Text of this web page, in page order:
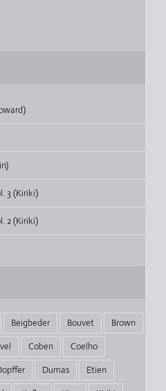
3 (Kiriki)
2 (Kiriki)
Beigbeder Bouvet
Brown
Coben
Coelho
Dumas
Etien